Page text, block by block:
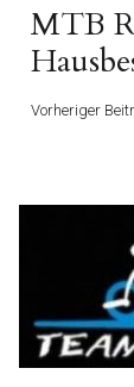
Beitrag
MTB
Vorheriger